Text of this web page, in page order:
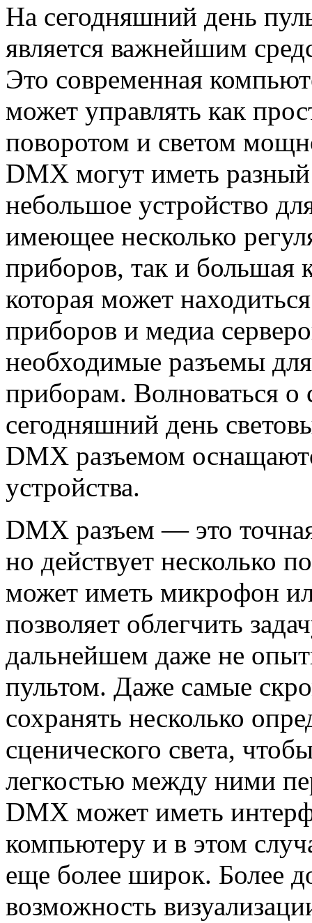
На сегодняшний день
является важнейшим
Это современная
может управлять как
поворотом и светом
DMX могут иметь
небольшое устройство
имеющее несколько
приборов, так и большая
которая может
приборов и медиа
необходимые разъемы
приборам. Волноваться
сегодняшний день
DMX разъемом
устройства.
DMX разъем — это
но действует несколько
может иметь микрофон
позволяет облегчить
дальнейшем даже не
пультом. Даже самые
сохранять несколько
сценического света,
легкостью между ними
DMX может иметь
компьютеру и в этом
еще более широк. Более
возможность